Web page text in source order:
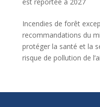
Incendies de forêt
recommandations du
protéger la santé et la
risque de pollution de